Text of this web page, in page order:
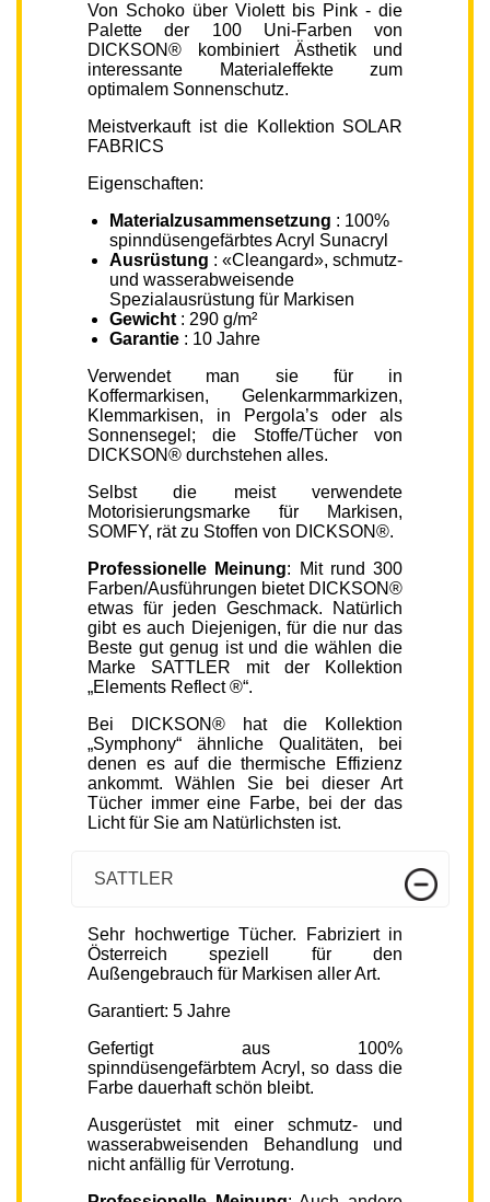
Von Schoko über Violett bis Pink - die
Palette der 100 Uni-Farben von
DICKSON® kombiniert Ästhetik und
interessante Materialeffekte zum
optimalem Sonnenschutz.
Meistverkauft ist die Kollektion SOLAR
FABRICS
Eigenschaften:
Materialzusammensetzung : 100%
spinndüsengefärbtes Acryl Sunacryl
Ausrüstung : «Cleangard», schmutz-
und wasserabweisende
Spezialausrüstung für Markisen
Gewicht : 290 g/m²
Garantie : 10 Jahre
Verwendet man sie für in
Koffermarkisen, Gelenkarmmarkizen,
Klemmarkisen, in Pergola’s oder als
Sonnensegel; die Stoffe/Tücher von
DICKSON® durchstehen alles.
Selbst die meist verwendete
Motorisierungsmarke für Markisen,
SOMFY, rät zu Stoffen von DICKSON®.
Professionelle Meinung: Mit rund 300
Farben/Ausführungen bietet DICKSON®
etwas für jeden Geschmack. Natürlich
gibt es auch Diejenigen, für die nur das
Beste gut genug ist und die wählen die
Marke SATTLER mit der Kollektion
„Elements Reflect ®“.
Bei DICKSON® hat die Kollektion
„Symphony“ ähnliche Qualitäten, bei
denen es auf die thermische Effizienz
ankommt. Wählen Sie bei dieser Art
Tücher immer eine Farbe, bei der das
Licht für Sie am Natürlichsten ist.
SATTLER
Sehr hochwertige Tücher. Fabriziert in
Österreich speziell für den
Außengebrauch für Markisen aller Art.
Garantiert: 5 Jahre
Gefertigt aus 100%
spinndüsengefärbtem Acryl, so dass die
Farbe dauerhaft schön bleibt.
Ausgerüstet mit einer schmutz- und
wasserabweisenden Behandlung und
nicht anfällig für Verrotung.